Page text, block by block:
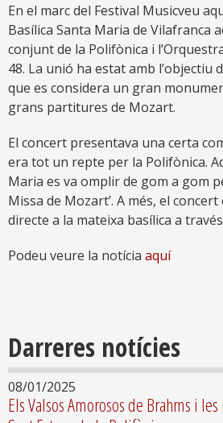
En el marc del Festival Musicveu
Basílica Santa Maria de Vilafranca
conjunt de la Polifònica i
48. La unió ha estat amb l’objectiu
que es considera un gran
grans partitures de Mozart.
El concert presentava una certa
era tot un repte per la Polifònica.
Maria es va omplir de gom a gom
Missa de Mozart’. A més, el
directe a la mateixa basílica a
Podeu veure la notícia aquí
Darreres notícies
08/01/2025
Els Valsos Amorosos de Brahms i